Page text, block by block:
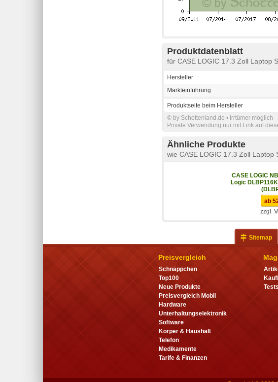
Produktdatenblatt
für CASE LOGIC 17.3 Zoll Laptop
Hersteller
Markteinführung
Produktseite beim Hersteller
© by Schottenland.de • Irrtümer möglich
Private Verwendung nur mit Link auf
Ähnliche Produkte
wie CASE LOGIC 17.3 Zoll Laptop
CASE LOGIC
Logic
ab
zzgl.
Sitemap
Preisvergleich
Schnäppchen
Top100
Neue Produkte
Preisvergleich Mobil
Hardware
Unterhaltungselektronik
Software
Körper & Haushalt
Telefon
Medikamente
Tarife & Finanzen
Tests